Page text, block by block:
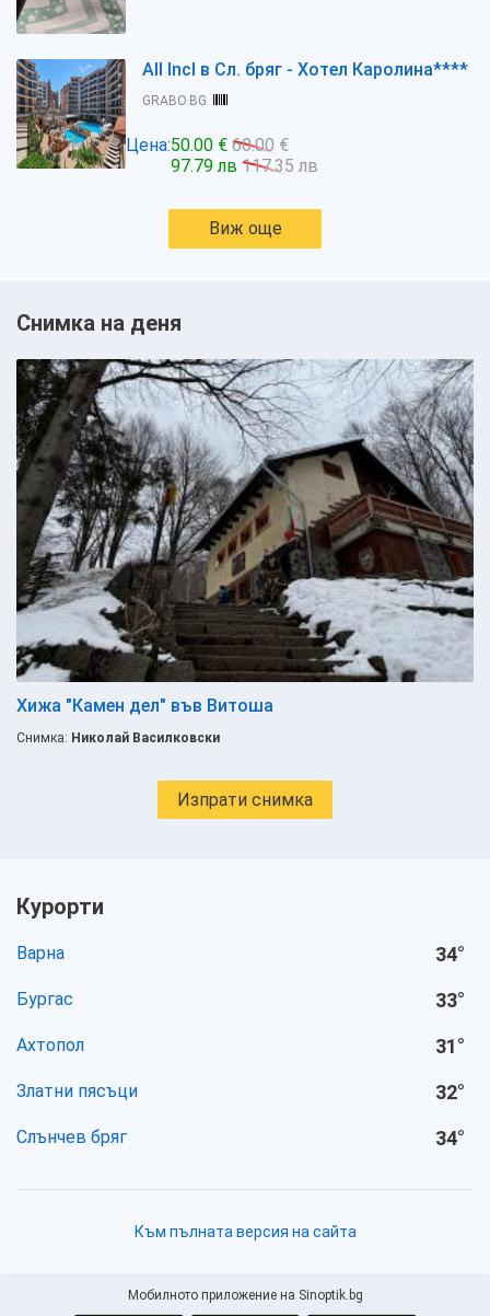
All Incl в Сл. бряг - Хотел Каролина****
GRABO.BG
Цена:50.00 € 60.00 €
97.79 лв 117.35 лв
Виж още
Снимка на деня
Хижа "Камен дел" във Витоша
Снимка: Николай Василковски
Изпрати снимка
Курорти
Варна 34°
Бургас 33°
Ахтопол 31°
Златни пясъци 32°
Слънчев бряг 34°
Към пълната версия на сайта
Мобилното приложение на Sinoptik.bg